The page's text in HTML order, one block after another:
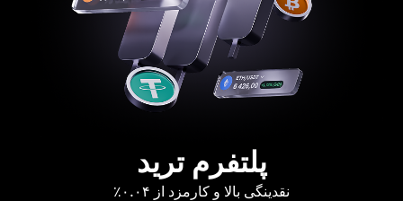
پلتفرم ترید
نقدینگی بالا و کارمزد از ۰.۰۴٪